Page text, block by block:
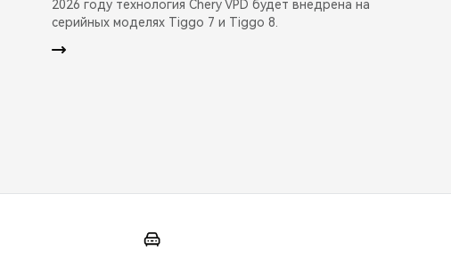
2026 году технология Chery VPD будет внедрена на
серийных моделях Tiggo 7 и Tiggo 8.